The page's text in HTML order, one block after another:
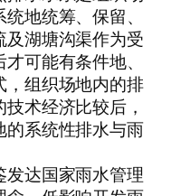
地统筹、保留、
湖塘沟渠作为受
可能有条件地、
组织场地内的排
术经济比较后，
系统性排水与雨
达国家雨水管理